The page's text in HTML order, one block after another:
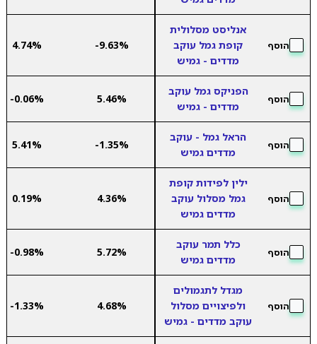
הוסף
אנליסט מסלולית
קופת גמל עוקב
מדדים - גמיש
-9.63%
4.74%
הוסף
הפניקס גמל עוקב
מדדים - גמיש
5.46%
-0.06%
הוסף
הראל גמל - עוקב
מדדים גמיש
-1.35%
5.41%
הוסף
ילין לפידות קופת
גמל מסלול עוקב
מדדים גמיש
4.36%
0.19%
הוסף
כלל תמר עוקב
מדדים גמיש
5.72%
-0.98%
הוסף
מגדל לתגמולים
ולפיצויים מסלול
עוקב מדדים - גמיש
4.68%
-1.33%